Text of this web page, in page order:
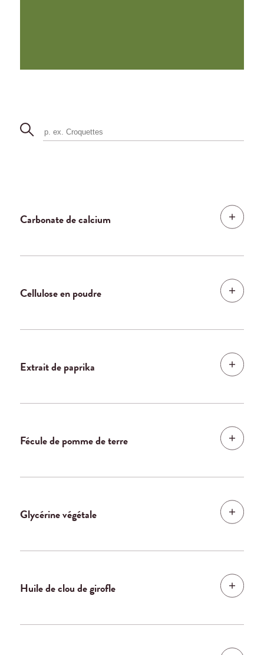
Carbonate de calcium
Cellulose en poudre
Extrait de paprika
Fécule de pomme de terre
Glycérine végétale
Huile de clou de girofle